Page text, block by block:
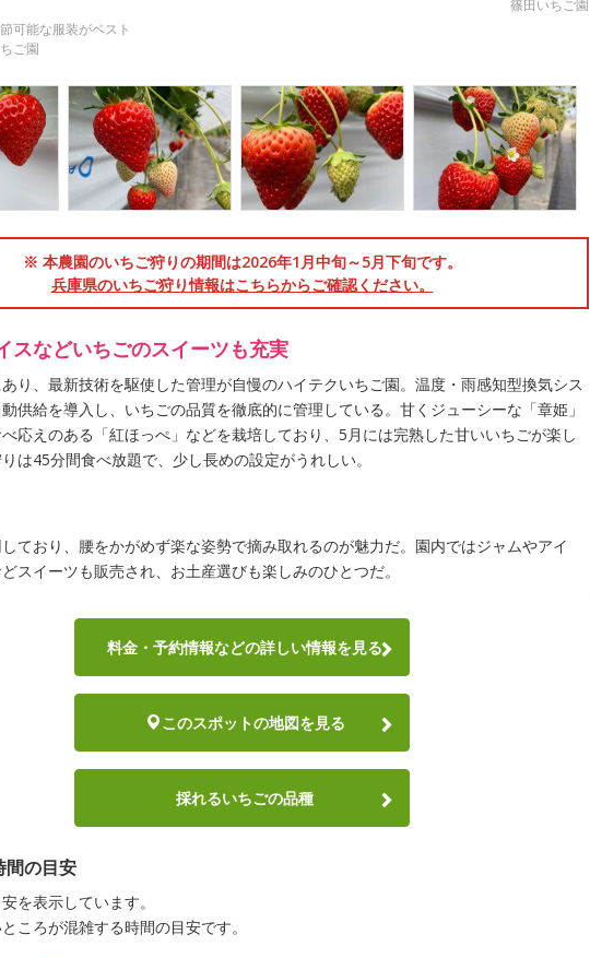
篠田いちご園
可能な服装がベスト
ご園
※ 本農園のいちご狩りの期間は2026年1月中旬～5月下旬です。
兵庫県のいちご狩り情報はこちらからご確認ください。
スなどいちごのスイーツも充実
り、最新技術を駆使した管理が自慢のハイテクいちご園。温度・雨感知型換気シス
供給を導入し、いちごの品質を徹底的に管理している。甘くジューシーな「章姫」
応えのある「紅ほっぺ」などを栽培しており、5月には完熟した甘いいちごが楽し
は45分間食べ放題で、少し長めの設定がうれしい。
ており、腰をかがめず楽な姿勢で摘み取れるのが魅力だ。園内ではジャムやアイ
スイーツも販売され、お土産選びも楽しみのひとつだ。
料金・予約情報などの詳しい情報を見る
このスポットの地図を見る
採れるいちごの品種
間の目安
を表示しています。
ころが混雑する時間の目安です。